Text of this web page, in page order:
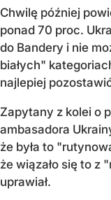
Chwilę później
ponad 70 proc.
do Bandery i nie
białych"
najlepiej
Zapytany z kolei o
ambasadora
że była to
że wiązało się to z
uprawiał.